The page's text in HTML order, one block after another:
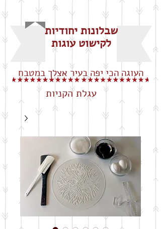
שבלונות יחודיות
לקישוט עוגות
העוגה הכי יפה בעיר אצלך במטבח
עגלת הקניות